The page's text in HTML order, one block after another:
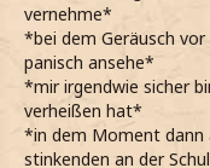
vernehme*
*bei dem Geräusch
panisch ansehe*
*mir irgendwie sicher
verheißen hat*
*in dem Moment dann
stinkenden an der